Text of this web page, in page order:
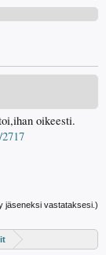
oikeesti.
jäseneksi vastataksesi.)